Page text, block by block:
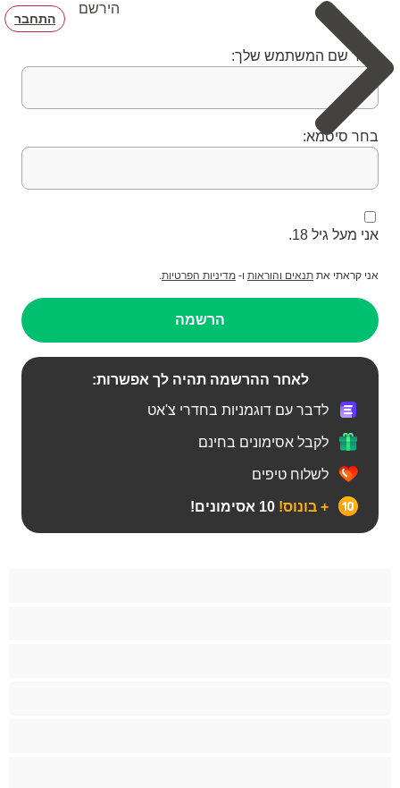
הירשם
התחבר
בחר שם המשתמש שלך:
בחר סיסמא:
אני מעל גיל 18.
אני קראתי את תנאים והוראות ו- מדיניות הפרטיות.
הרשמה
לאחר ההרשמה תהיה לך אפשרות:
לדבר עם דוגמניות בחדרי צ'אט
לקבל אסימונים בחינם
לשלוח טיפים
+ בונוס!